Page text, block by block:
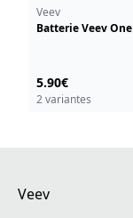
Veev
Batterie Veev One
5.90€
2 variantes
Veev